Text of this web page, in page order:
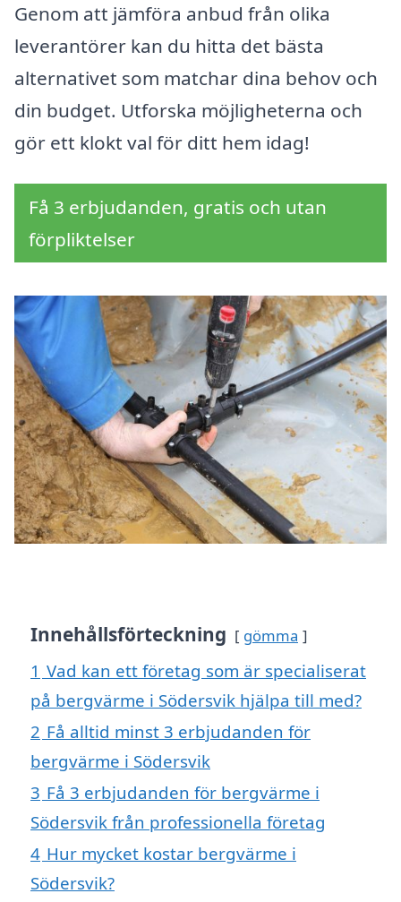
Genom att jämföra anbud från olika
leverantörer kan du hitta det bästa
alternativet som matchar dina behov och
din budget. Utforska möjligheterna och
gör ett klokt val för ditt hem idag!
Få 3 erbjudanden, gratis och utan
förpliktelser
Innehållsförteckning gömma
1 Vad kan ett företag som är specialiserat
på bergvärme i Södersvik hjälpa till med?
2 Få alltid minst 3 erbjudanden för
bergvärme i Södersvik
3 Få 3 erbjudanden för bergvärme i
Södersvik från professionella företag
4 Hur mycket kostar bergvärme i
Södersvik?